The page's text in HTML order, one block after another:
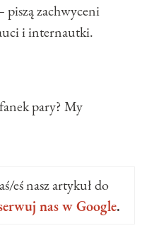
piszą zachwyceni
i internautki.
pary? My
eś nasz artykuł do
nas w Google.